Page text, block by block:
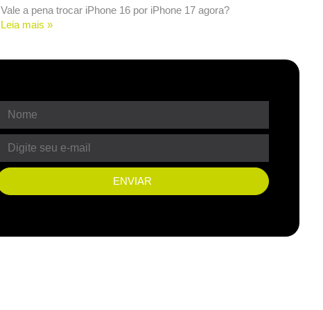
Vale a pena trocar iPhone 16 por iPhone 17 agora?
Leia mais »
ENVIAR